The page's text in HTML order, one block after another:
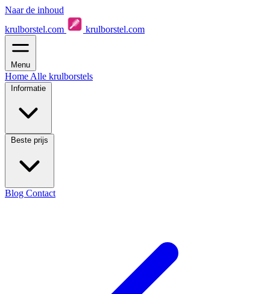
Naar de inhoud
krulborstel.com
krulborstel.com
Menu
Home Alle krulborstels
Informatie
Beste prijs
Blog Contact